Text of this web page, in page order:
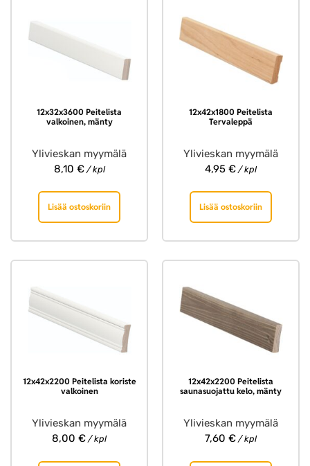
12x32x3600 Peitelista
valkoinen, mänty
Ylivieskan myymälä
8,10 €/ kpl
Lisää ostoskoriin
12x42x1800 Peitelista
Tervaleppä
Ylivieskan myymälä
4,95 € / kpl
Lisää ostoskoriin
12x42x2200 Peitelista koriste
valkoinen
Ylivieskan myymälä
8,00 € / kpl
12x42x2200 Peitelista
saunasuojattu kelo, mänty
Ylivieskan myymälä
7,60 € / kpl